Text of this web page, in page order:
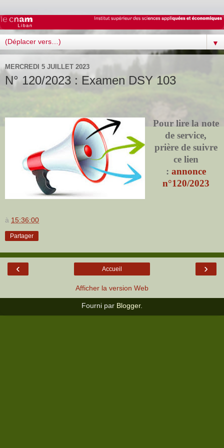
▼
MERCREDI 5 JUILLET 2023
N° 120/2023 : Examen DSY 103
Pour lire la note
de service,
prière de suivre
ce lien
: annonce
n°120/2023
à 15:36:00
Partager
‹ ›
Accueil
Afficher la version Web
Fourni par Blogger.